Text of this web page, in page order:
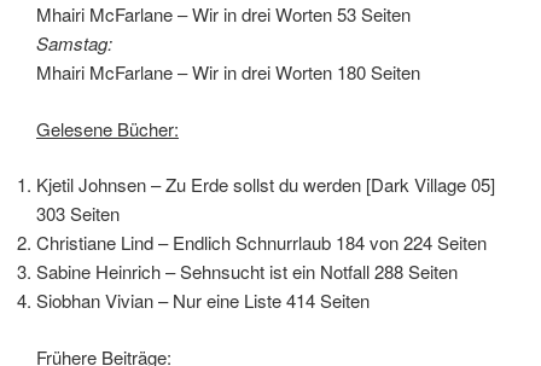
Mhairi McFarlane – Wir in drei Worten 53 Seiten
Samstag:
Mhairi McFarlane – Wir in drei Worten 180 Seiten
Gelesene Bücher:
Kjetil Johnsen – Zu Erde sollst du werden [Dark Village 05]
303 Seiten
Christiane Lind – Endlich Schnurrlaub 184 von 224 Seiten
Sabine Heinrich – Sehnsucht ist ein Notfall 288 Seiten
Siobhan Vivian – Nur eine Liste 414 Seiten
Frühere Beiträge: